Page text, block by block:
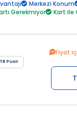
Merkezi Konum
Gerekmiyor
Kart ile
Puan
Fiyat